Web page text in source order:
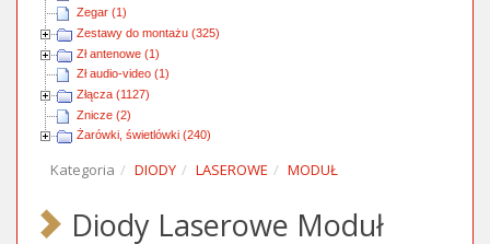
Zegar (1)
Zestawy do montażu (325)
Zł antenowe (1)
Zł audio-video (1)
Złącza (1127)
Znicze (2)
Żarówki, świetlówki (240)
Kategoria DIODY LASEROWE MODUŁ
Diody Laserowe Moduł